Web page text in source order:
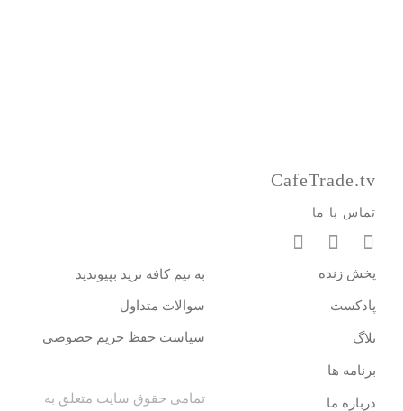
CafeTrade.tv
تماس با ما
پخش زنده
پادکست
بلاگ
برنامه ها
درباره ما
به تیم کافه ترید بپیوندید
سوالات متداول
سیاست حفظ حریم خصوصی
تمامی حقوق سایت متعلق به